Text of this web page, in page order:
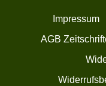
Impressum
AGB